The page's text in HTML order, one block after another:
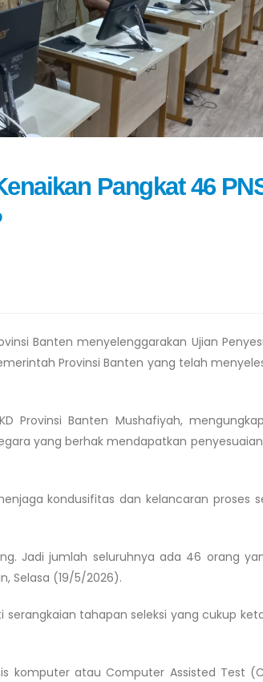
Pangkat 46
Banten menyelenggarakan Ujian
Provinsi Banten yang telah
Provinsi Banten Mushafiyah,
yang berhak mendapatkan
kondusifitas dan kelancaran proses
Jadi jumlah seluruhnya ada 46 orang
Selasa (19/5/2026).
tahapan seleksi yang cukup
komputer atau Computer Assisted Test